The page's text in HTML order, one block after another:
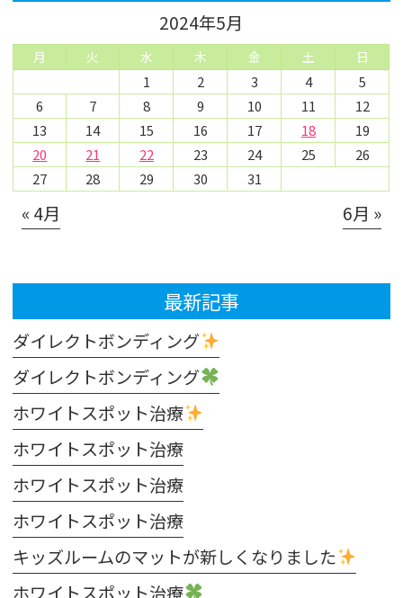
2024年5月
月 火 水 木 金 土 日
1 2 3 4
5
6
7 8 9 10 11
12
13
14 15 16 17 18
19
20
21 22 23 24 25
26
27
28 29 30 31
« 4月 6月 »
最新記事
ダイレクトボンディング
ダイレクトボンディング
ホワイトスポット治療
ホワイトスポット治療
ホワイトスポット治療
ホワイトスポット治療
キッズルームのマットが新しくなりました
ホワイトスポット治療